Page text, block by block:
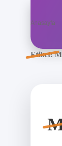
Anasayfa
Etiket: